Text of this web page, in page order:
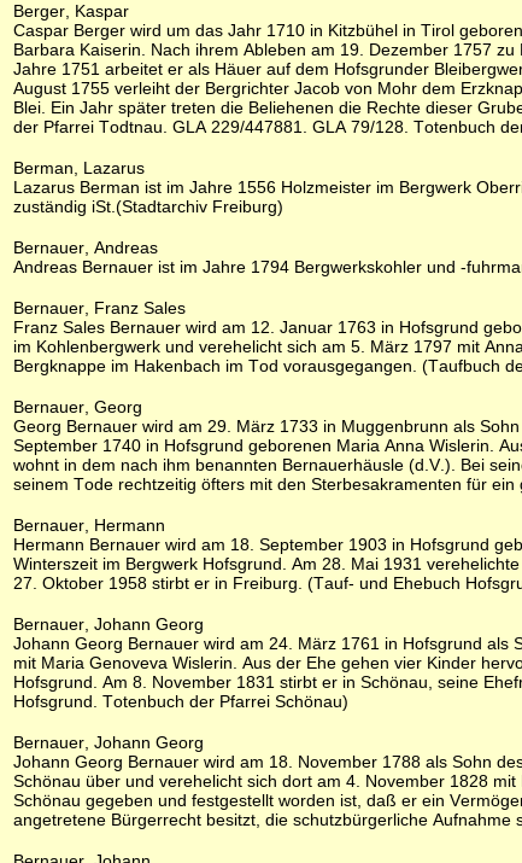
Berger, Kaspar
Caspar Berger wird um das Jahr 1710 in Kitzbühel in Tirol
Barbara Kaiserin. Nach ihrem Ableben am 19. Dezember 1757
Jahre 1751 arbeitet er als Häuer auf dem Hofsgrunder
August 1755 verleiht der Bergrichter Jacob von Mohr dem
Blei. Ein Jahr später treten die Beliehenen die Rechte dieser
der Pfarrei Todtnau. GLA 229/447881. GLA 79/128. Totenbuch
Berman, Lazarus
Lazarus Berman ist im Jahre 1556 Holzmeister im Bergwerk
zuständig iSt.(Stadtarchiv Freiburg)
Bernauer, Andreas
Andreas Bernauer ist im Jahre 1794 Bergwerkskohler und -
Bernauer, Franz Sales
Franz Sales Bernauer wird am 12. Januar 1763 in Hofsgrund
im Kohlenbergwerk und verehelicht sich am 5. März 1797 mit
Bergknappe im Hakenbach im Tod vorausgegangen. (Taufbuch
Bernauer, Georg
Georg Bernauer wird am 29. März 1733 in Muggenbrunn als
September 1740 in Hofsgrund geborenen Maria Anna Wislerin.
wohnt in dem nach ihm benannten Bernauerhäusle (d.V.). Bei
seinem Tode rechtzeitig öfters mit den Sterbesakramenten für
Bernauer, Hermann
Hermann Bernauer wird am 18. September 1903 in Hofsgrund
Winterszeit im Bergwerk Hofsgrund. Am 28. Mai 1931
27. Oktober 1958 stirbt er in Freiburg. (Tauf- und Ehebuch
Bernauer, Johann Georg
Johann Georg Bernauer wird am 24. März 1761 in Hofsgrund
mit Maria Genoveva Wislerin. Aus der Ehe gehen vier Kinder
Hofsgrund. Am 8. November 1831 stirbt er in Schönau, seine
Hofsgrund. Totenbuch der Pfarrei Schönau)
Bernauer, Johann Georg
Johann Georg Bernauer wird am 18. November 1788 als Sohn
Schönau über und verehelicht sich dort am 4. November 1828
Schönau gegeben und festgestellt worden ist, daß er ein
angetretene Bürgerrecht besitzt, die schutzbürgerliche